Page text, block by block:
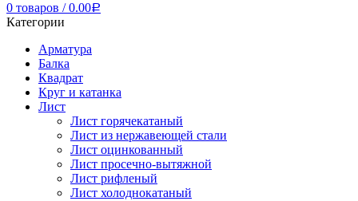
0 товаров / 0.00Р
Категории
Арматура
Балка
Квадрат
Круг и катанка
Лист
Лист горячекатаный
Лист из нержавеющей стали
Лист оцинкованный
Лист просечно-вытяжной
Лист рифленый
Лист холоднокатаный